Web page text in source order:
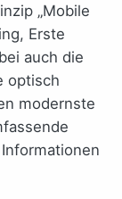
„Mobile
Erste
auch die
optisch
modernste